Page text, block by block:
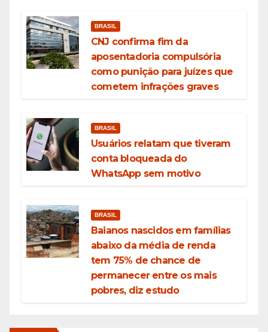
BRASIL
CNJ confirma fim da
aposentadoria compulsória
como punição para juízes que
cometem infrações graves
BRASIL
Usuários relatam que tiveram
conta bloqueada do
WhatsApp sem motivo
BRASIL
Baianos nascidos em famílias
abaixo da média de renda
tem 75% de chance de
permanecer entre os mais
pobres, diz estudo